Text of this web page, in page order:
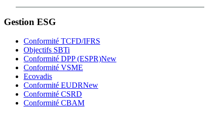
Gestion ESG
Conformité TCFD/IFRS
Objectifs SBTi
Conformité DPP (ESPR)New
Conformité VSME
Ecovadis
Conformité EUDRNew
Conformité CSRD
Conformité CBAM